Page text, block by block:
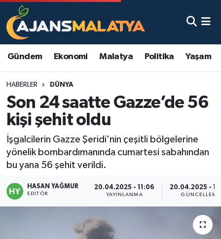
Gündem Ekonomi Malatya Politika Yaşam
HABERLER DÜNYA
Son 24 saatte Gazze’de 56
kişi şehit oldu
İşgalcilerin Gazze Şeridi'nin çeşitli bölgelerine
yönelik bombardımanında cumartesi sabahından
bu yana 56 şehit verildi.
HASAN YAĞMUR
EDITÖR
20.04.2025 - 11:06
YAYINLANMA
20.04.2025 -
GÜNCELLEME
Asayiş
Eğitim
Ekonomi
Gündem
Kadın
Kültür & Sanat
Malatya Nöbetçi Eczaneler
Malatya Namaz Vakitleri
Malatya Trafik Yoğunluk Haritası
TFF 3.Lig 2.Grup Puan Durumu ve Fikstür
Tüm Manşetler
Son Dakika Haberleri